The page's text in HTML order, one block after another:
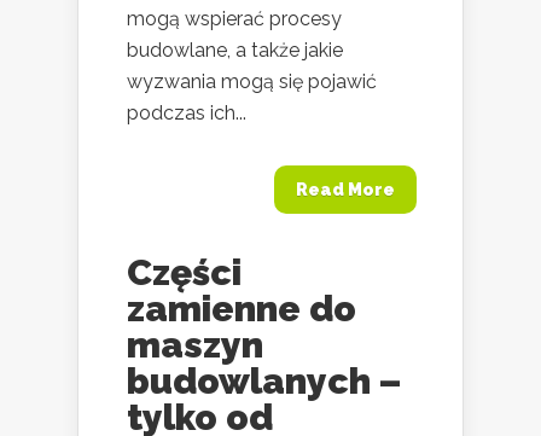
mogą wspierać procesy
budowlane, a także jakie
wyzwania mogą się pojawić
podczas ich...
Read More
Części
zamienne do
maszyn
budowlanych –
tylko od